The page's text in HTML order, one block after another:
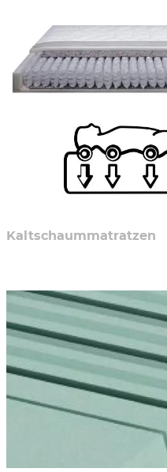
Kaltschaummatratzen